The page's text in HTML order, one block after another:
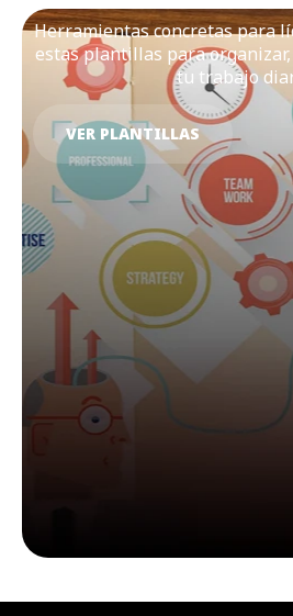
Herramientas concretas para
estas plantillas para
tu trabajo
VER PLANTILLAS